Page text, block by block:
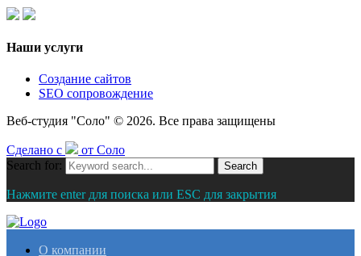
Наши услуги
Создание сайтов
SEO сопровождение
Веб-студия "Соло" © 2026. Все права защищены
Сделано с
от Соло
Search for:
Search
Нажмите enter для поиска или ESC для закрытия
О компании